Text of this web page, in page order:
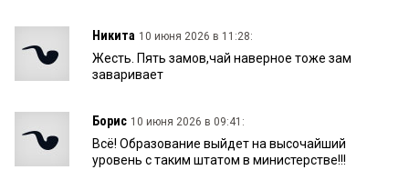
Никита 10 июня 2026 в 11:28:
Жесть. Пять замов,чай наверное тоже зам
заваривает
Борис 10 июня 2026 в 09:41:
Всё! Образование выйдет на высочайший
уровень с таким штатом в министерстве!!!